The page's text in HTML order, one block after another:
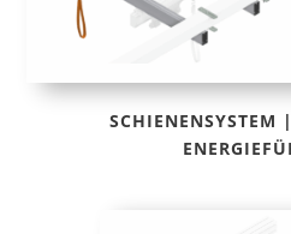
SCHIENENSYSTEM